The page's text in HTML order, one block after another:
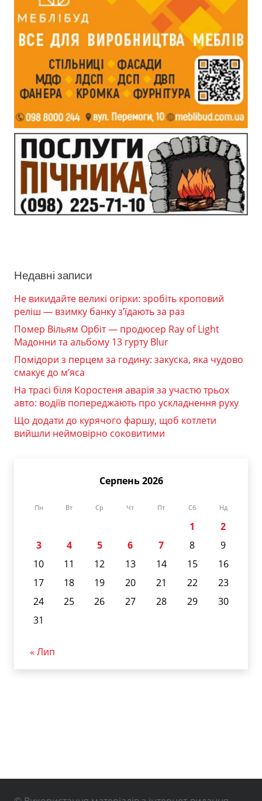
Недавні записи
Не викидайте великі огірки: зробіть кроповий
реліш — взимку банку з’їдають за раз
Помер Вільям Орбіт — продюсер Ray of Light
Мадонни та альбому 13 гурту Blur
Помідори з перцем за годину: закуска, яка чудово
смакує до м’яса
На трасі біля Коростеня аварія за участю трьох
авто: водіїв попереджають про ускладнення руху
Що додати до курячого фаршу, щоб котлети
вийшли неймовірно соковитими
Серпень 2026
Пн Вт Ср Чт Пт Сб Нд
1
2
3
4 5 6 7 8
9
10
11 12 13 14 15
16
17
18 19 20 21 22
23
24
25 26 27 28 29
30
31
« Лип